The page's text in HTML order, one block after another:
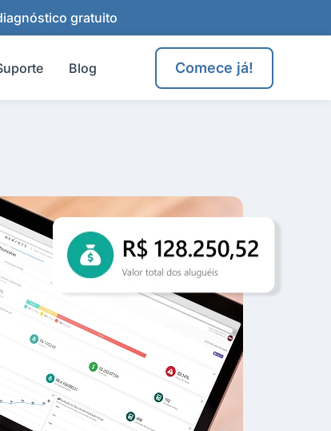
gratuito
Blog Comece já!